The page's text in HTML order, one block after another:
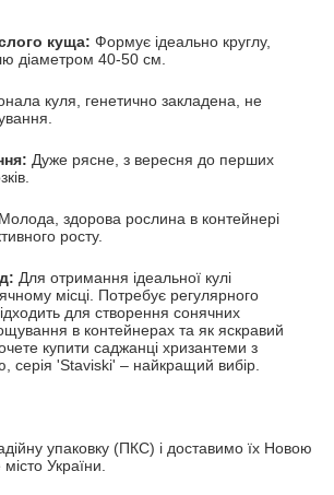
куща: Формує ідеально круглу,
діаметром 40-50 см.
куля, генетично закладена, не
Дуже рясне, з вересня до перших
Молода, здорова рослина в контейнері
росту.
Для отримання ідеальної кулі
місці. Потребує регулярного
для створення сонячних
в контейнерах та як яскравий
купити саджанці хризантеми з
'Staviski' – найкращий вибір.
упаковку (ПКС) і доставимо їх Новою
України.